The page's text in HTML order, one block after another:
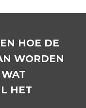
HOE DE
WORDEN
HET